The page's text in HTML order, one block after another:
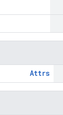
Attrs